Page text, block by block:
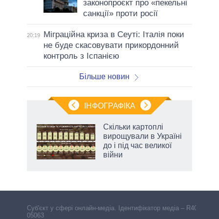
законопроєкт про «пекельні
санкції» проти росії
20:19
Міграційна криза в Сеуті: Італія поки
не буде скасовувати прикордонний
контроль з Іспанією
Більше новин
ІНФОГРАФІКА
Скільки картоплі
вирощували в Україні
до і під час великої
війни
Cуб'єкт у сфері онлайн-медіа. Ідентифікатор медіа – R40-
05063